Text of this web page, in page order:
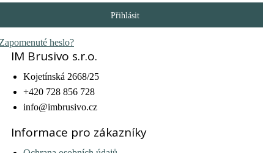
heslo?
IM Brusivo s.r.o.
Kojetínská 2668/25
+420 728 856 728
info@imbrusivo.cz
Informace pro zákazníky